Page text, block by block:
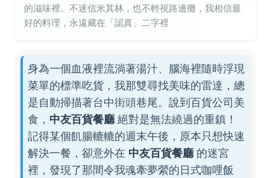
的滋味裡。不迷信米其林，也不輕視路邊攤，我相信最
好的料理，永遠藏在「認真」二字裡
身為一個血液裡流淌著湯汁、腦海裡隨時浮現
菜單的標準吃貨，我那雙尋找美味的雷達，總
是自動掃描著台中街頭巷尾。說到百貨公司美
食， 中友百貨餐廳 絕對是無法繞過的重鎮！
記得某個飢腸轆轆的週末午後，原本只想快速
解決一餐，卻意外在 中友百貨餐廳 的迷宮
裡，發現了那間令我魂牽夢縈的日式咖哩飯